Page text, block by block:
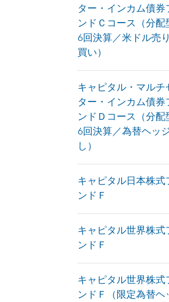
ター・インカム債券
ンドＣコース（分配
6回決算／米ドル売
買い）
キャピタル・マルチ
ター・インカム債券
ンドＤコース（分配
6回決算／為替ヘッ
し）
キャピタル日本株式
ンドＦ
キャピタル世界株式
ンドＦ
キャピタル世界株式
ンドＦ（限定為替ヘ